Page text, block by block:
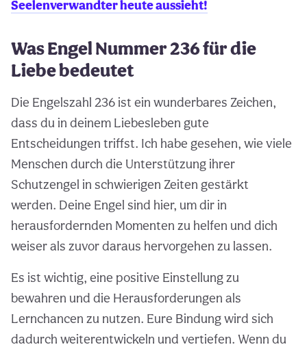
Seelenverwandter heute aussieht!
Was Engel Nummer 236 für die
Liebe bedeutet
Die Engelszahl 236 ist ein wunderbares Zeichen,
dass du in deinem Liebesleben gute
Entscheidungen triffst. Ich habe gesehen, wie viele
Menschen durch die Unterstützung ihrer
Schutzengel in schwierigen Zeiten gestärkt
werden. Deine Engel sind hier, um dir in
herausfordernden Momenten zu helfen und dich
weiser als zuvor daraus hervorgehen zu lassen.
Es ist wichtig, eine positive Einstellung zu
bewahren und die Herausforderungen als
Lernchancen zu nutzen. Eure Bindung wird sich
dadurch weiterentwickeln und vertiefen. Wenn du